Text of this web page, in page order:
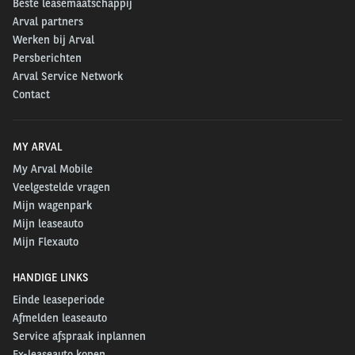
Beste leasemaatschappij
Arval partners
Werken bij Arval
Persberichten
Arval Service Network
Contact
MY ARVAL
My Arval Mobile
Veelgestelde vragen
Mijn wagenpark
Mijn leaseauto
Mijn Flexauto
HANDIGE LINKS
Einde leaseperiode
Afmelden leaseauto
Service afspraak inplannen